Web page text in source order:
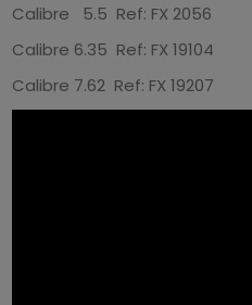
Calibre 5.5 Ref: FX 2056
Calibre 6.35 Ref: FX 19104
Calibre 7.62 Ref: FX 19207